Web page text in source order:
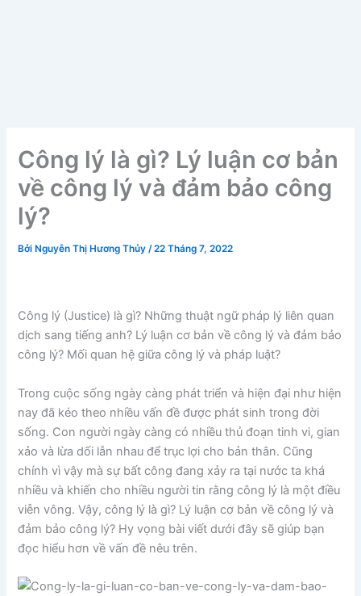
Công lý là gì? Lý luận cơ bản
về công lý và đảm bảo công
lý?
Bởi Nguyễn Thị Hương Thủy/22 Tháng 7, 2022
Công lý (Justice) là gì? Những thuật ngữ pháp lý liên quan
dịch sang tiếng anh? Lý luận cơ bản về công lý và đảm bảo
công lý? Mối quan hệ giữa công lý và pháp luật?
Trong cuộc sống ngày càng phát triển và hiện đại như hiện
nay đã kéo theo nhiều vấn đề được phát sinh trong đời
sống. Con người ngày càng có nhiều thủ đoạn tinh vi, gian
xảo và lừa dối lẫn nhau để trục lợi cho bản thân. Cũng
chính vì vậy mà sự bất công đang xảy ra tại nước ta khá
nhiều và khiến cho nhiều người tin rằng công lý là một điều
viễn vông. Vậy, công lý là gì? Lý luận cơ bản về công lý và
đảm bảo công lý? Hy vọng bài viết dưới đây sẽ giúp bạn
đọc hiểu hơn về vấn đề nêu trên.